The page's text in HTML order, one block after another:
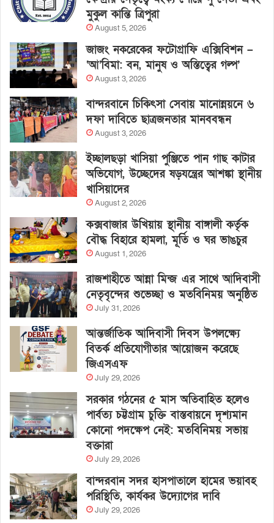
মুকুল কান্তি ত্রিপুরা
August 5, 2026
জাজং নকরেকের ফটোগ্রাফি এক্সিবিশন –
‘আ’বিমা: বন, মানুষ ও অস্তিত্বের গল্প’
August 3, 2026
বান্দরবানে চিকিৎসা সেবায় মানোন্নয়নে ৬
দফা দাবিতে ছাত্রজনতার মানববন্ধন
August 3, 2026
ইচ্ছালছড়া খাসিয়া পুঞ্জিতে পান গাছ কাটার
অভিযোগ, উচ্ছেদের ষড়যন্ত্রের আশঙ্কা স্থানীয়
খাসিয়াদের
August 2, 2026
কক্সবাজার উখিয়ায় স্থানীয় বাঙ্গালী কর্তৃক
বৌদ্ধ বিহারে হামলা, মূর্তি ও ঘর ভাঙচুর
August 1, 2026
রাজশাহীতে আন্না মিন্জ এর সাথে আদিবাসী
নেতৃবৃন্দের শুভেচ্ছা ও মতবিনিময় অনুষ্ঠিত
July 31, 2026
আন্তর্জাতিক আদিবাসী দিবস উপলক্ষ্যে
বিতর্ক প্রতিযোগীতার আয়োজন করেছে
জিএসএফ
July 29, 2026
সরকার গঠনের ৫ মাস অতিবাহিত হলেও
পার্বত্য চট্টগ্রাম চুক্তি বাস্তবায়নে দৃশ্যমান
কোনো পদক্ষেপ নেই: মতবিনিময় সভায়
বক্তারা
July 29, 2026
বান্দরবান সদর হাসপাতালে হামের ভয়াবহ
পরিস্থিতি, কার্যকর উদ্যোগের দাবি
July 29, 2026